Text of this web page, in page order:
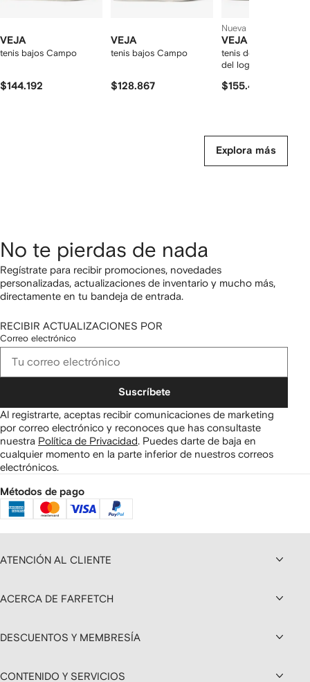
VEJA
tenis bajos Campo
$144.192
VEJA
tenis bajos Campo
$128.867
Nueva temporada
VEJA
tenis de piel con
del logo
$155.458
Explora más
No te pierdas de nada
Regístrate para recibir promociones, novedades
personalizadas, actualizaciones de inventario y mucho más,
directamente en tu bandeja de entrada.
RECIBIR ACTUALIZACIONES POR
Correo electrónico
Suscríbete
Al registrarte, aceptas recibir comunicaciones de marketing
por correo electrónico y reconoces que has consultaste
nuestra Política de Privacidad Puedes darte de baja en
cualquier momento en la parte inferior de nuestros correos
electrónicos.
Métodos de pago
ATENCIÓN AL CLIENTE
ACERCA DE FARFETCH
DESCUENTOS Y MEMBRESÍA
CONTENIDO Y SERVICIOS